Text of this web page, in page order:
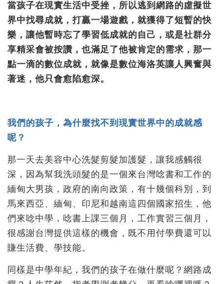
當孩子在現實生活中受挫，所以逃到網路的虛擬世
界中找尋成就，打贏一場遊戲，就獲得了短暫的快
樂，讓他暫時忘了學習低成就的自己，或是社群分
享精采會被按讚，也滿足了他被肯定的需求，那一
點一滴的數位成就，就像是數位海洛英讓人興奮與
著迷，他只會愈陷愈深。
我們的孩子，為什麼找不到現實世界中的成就感
呢？
那一天去美容中心洗髮剪髮加護髮，讓我感觸很
深，因為幫我洗頭髮的是一個來台灣唸書和工作的
緬甸大男孩，政府的南向政策，有十幾個科別，到
馬來西亞、緬甸、印尼和越南這四個國家招生，他
們來唸中學，唸書上課三個月，工作實習三個月，
很感謝台灣提供這樣的機會，既不用付學費還可以
賺生活費、學技能。
同樣是中學年紀，我們的孩子在做什麼呢？網路成